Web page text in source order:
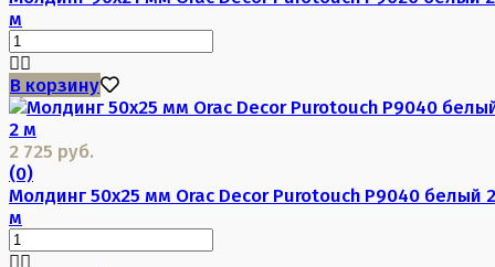
м
В корзину
2 725 руб.
(0)
Молдинг 50х25 мм Orac Decor Purotouch P9040 белый 2
м